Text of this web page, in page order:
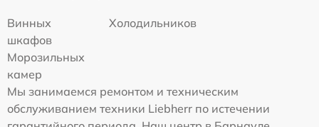
Винных
шкафов
Холодильников
Морозильных
камер
Мы занимаемся ремонтом и техническим
обслуживанием техники Liebherr по истечении